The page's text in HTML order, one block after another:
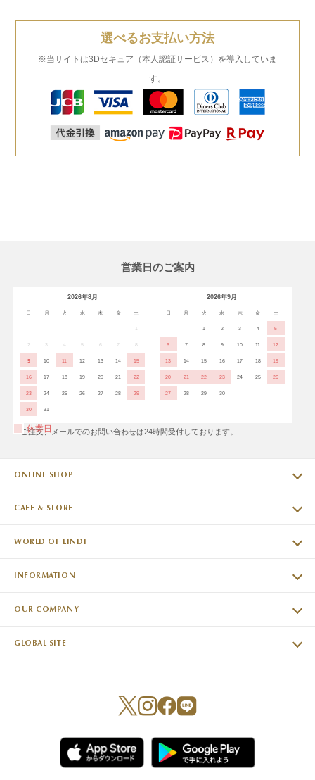
選べるお支払い方法
※当サイトは3Dセキュア（本人認証サービス）を導入していま
す。
営業日のご案内
2026年8月
日 月 火 水 木 金 土
2 3 5 6 8
9 10 11 12 13 14 15
16 17 18 19 20 21 22
23 24 25 26 27 28 29
30 31
2026年9月
日 月 火 水 木 金 土
1 2 3 4 5
6 7 8 9 10 11 12
13 14 15 16 17 18 19
20 21 22 23 24 25 26
27 28 29 30
休業日
※ご注文、メールでのお問い合わせは24時間受付しております。
ONLINE SHOP
CAFE & STORE
WORLD OF LINDT
INFORMATION
OUR COMPANY
GLOBAL SITE